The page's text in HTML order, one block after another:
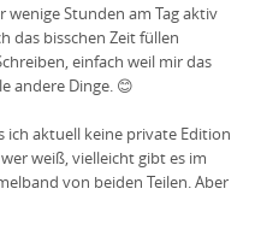
wenige Stunden am Tag aktiv
das bisschen Zeit füllen
einfach weil mir das
andere Dinge. 😊
ich aktuell keine private Edition
weiß, vielleicht gibt es im
von beiden Teilen. Aber